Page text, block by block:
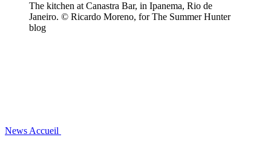
The kitchen at Canastra Bar, in Ipanema, Rio de
Janeiro. © Ricardo Moreno, for The Summer Hunter
blog
News Accueil